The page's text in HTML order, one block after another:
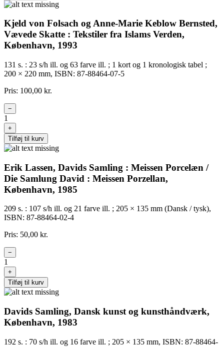
Kjeld von Folsach og Anne-Marie Keblow Bernsted,
Vævede Skatte : Tekstiler fra Islams Verden,
København, 1993
131 s. : 23 s/h ill. og 63 farve ill. ; 1 kort og 1 kronologisk tabel ;
200 × 220 mm, ISBN: 87-88464-07-5
Pris: 100,00 kr.
−
1
+
Tilføj til kurv
Erik Lassen, Davids Samling : Meissen Porcelæn /
Die Samlung David : Meissen Porzellan,
København, 1985
209 s. : 107 s/h ill. og 21 farve ill. ; 205 × 135 mm (Dansk / tysk),
ISBN: 87-88464-02-4
Pris: 50,00 kr.
−
1
+
Tilføj til kurv
Davids Samling, Dansk kunst og kunsthåndværk,
København, 1983
192 s. : 70 s/h ill. og 16 farve ill. ; 205 × 135 mm, ISBN: 87-88464-